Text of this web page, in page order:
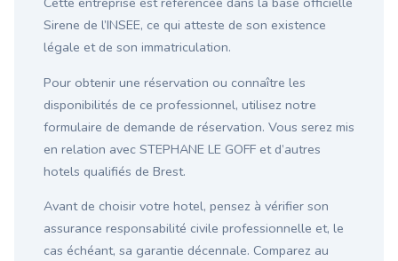
Sirene de l’INSEE, ce qui atteste de son existence
légale et de son immatriculation.
Pour obtenir une réservation ou connaître les
disponibilités de ce professionnel, utilisez notre
formulaire de demande de réservation. Vous serez mis
en relation avec STEPHANE LE GOFF et d’autres
hotels qualifiés de Brest.
Avant de choisir votre hotel, pensez à vérifier son
assurance responsabilité civile professionnelle et, le
cas échéant, sa garantie décennale. Comparez au